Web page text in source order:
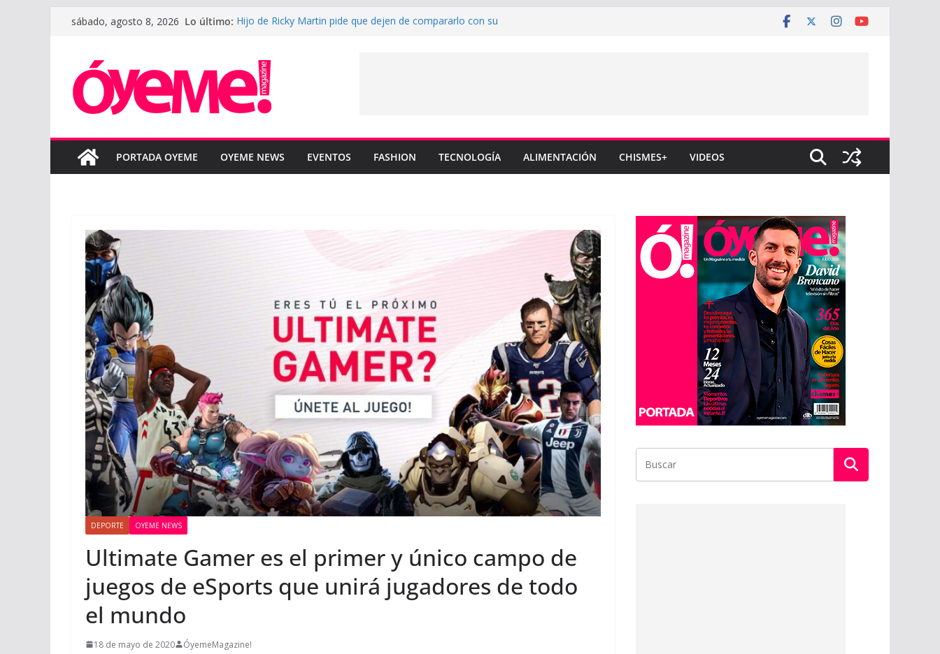
Saltarsábado, agosto 8, 2026 Lo último: Hijo de Ricky Martin pide que dejen de compararlo con su
la nueva temporada de la NBA
LUNAY presenta su nuevo sencillo “MI BB” junto a Omar
Courtz
Boza reinterpreta cinco canciones clave de su catálogo en
PORTADA OYEME OYEME NEWS EVENTOS FASHION TECNOLOGÍA ALIMENTACIÓN CHISMES+ VIDEOS
DEPORTE OYEME NEWS
Ultimate Gamer es el primer y único campo de
juegos de eSports que unirá jugadores de todo
el mundo
18 de mayo de 2020 ÓyemeMagazine!